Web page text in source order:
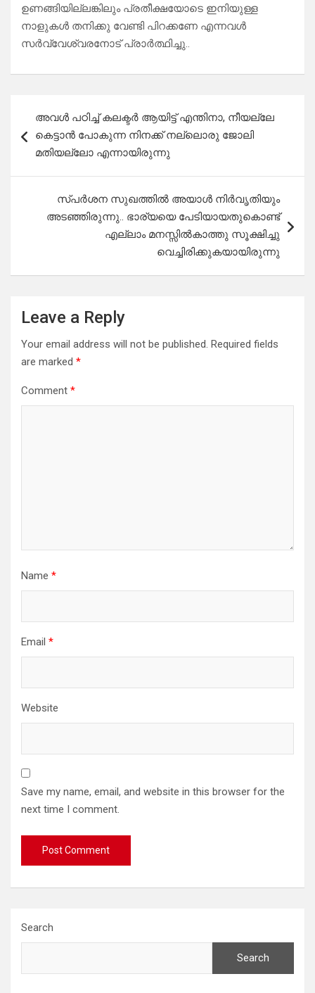
ഉണങ്ങിയില്ലങ്കിലും പ്രതീക്ഷയോടെ ഇനിയുള്ള
നാളുകൾ തനിക്കു വേണ്ടി പിറക്കണേ എന്നവൾ
സർവ്വേശ്വരനോട് പ്രാർത്ഥിച്ചു..
navigation
അവൾ പഠിച്ച് കലക്ടർ ആയിട്ട് എന്തിനാ, നീയല്ലേ
കെട്ടാൻ പോകുന്ന നിനക്ക് നല്ലൊരു ജോലി
മതിയല്ലോ എന്നായിരുന്നു
സ്പർശന സുഖത്തിൽ അയാൾ നിർവൃതിയും
അടഞ്ഞിരുന്നു.. ഭാര്യയെ പേടിയായതുകൊണ്ട്
എല്ലാം മനസ്സിൽകാത്തു സൂക്ഷിച്ചു
വെച്ചിരിക്കുകയായിരുന്നു
Leave a Reply
Your email address will not be published. Required fields
are marked *
Comment *
Name *
Email *
Website
Save my name, email, and website in this browser for the
next time I comment.
Search
Search